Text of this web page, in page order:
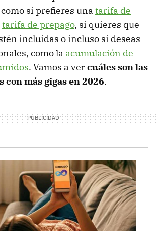
si prefieres una tarifa de
tarifa de prepago, si quieres que
incluidas o incluso si deseas
como la acumulación de
. Vamos a vercuáles son las
más gigas en 2026.